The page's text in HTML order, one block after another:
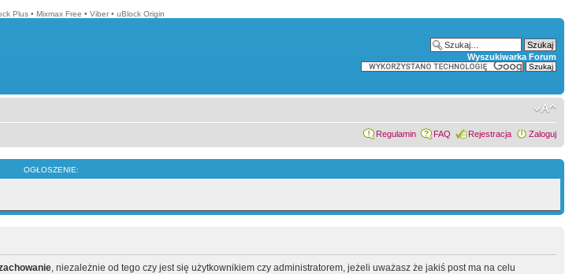
Plus • Mixmax Free • Viber • uBlock Origin
Wyszukiwarka Forum
Regulamin FAQ Rejestracja Zaloguj
OGŁOSZENIE:
, niezależnie od tego czy jest się użytkownikiem czy administratorem, jeżeli uważasz że jakiś post ma na celu